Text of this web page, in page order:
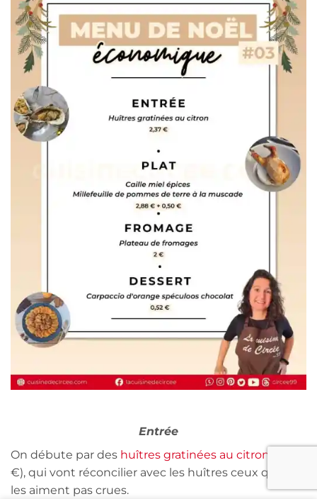
Entrée
On débute par des huîtres gratinées au citron
€), qui vont réconcilier avec les huîtres ceux qui ne
les aiment pas crues.